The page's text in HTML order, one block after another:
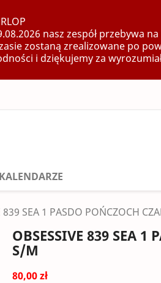
nasz zespół przebywa
zostaną zrealizowane po
i dziękujemy za
KALENDARZE
839 SEA 1 PASDO POŃCZOCH
OBSESSIVE 839 SEA 1
S/M
80,00 zł